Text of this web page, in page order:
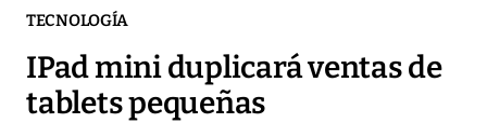
TECNOLOGÍA
IPad mini duplicará ventas de
tablets pequeñas